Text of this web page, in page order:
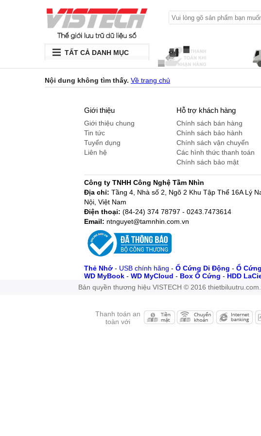
TẤT CẢ DANH MỤC
Nội dung không tìm thấy. Về trang chủ
Giới thiệu
Giới thiệu chung
Tin tức
Tuyển dụng
Liên hệ
Hỗ trợ khách hàng
Chính sách bán hàng
Chính sách bảo hành
Chính sách vận chuyển
Các hình thức thanh toán
Chính sách bảo mật
Công ty TNHH Công Nghệ Tầm Nhìn
Địa chỉ:Tầng 4, Nhà số 2, Ngõ 2 Khu Tập Thể 16A Lý
Nội, Việt Nam
Điện thoại:(84-24) 374 78797 - 0243.7473614
Email: ntnguyet@tamnhin.com.vn
Thẻ Nhớ - USB chính hãng -Ổ Cứng Di Động -Ổ
WD MyBook -WD MyCloud - Box Ổ Cứng - HDD
Bản quyền thương hiệu VISTECH © 2016
Thanh toán an
toàn với